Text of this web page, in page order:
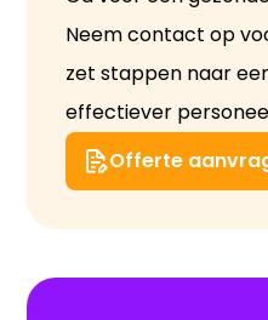
Neem contact op
zet stappen naar
effectiever
Offerte